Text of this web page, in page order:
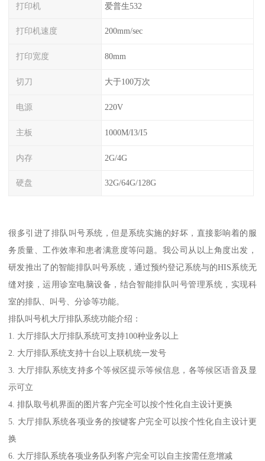
打印机 爱普生532
打印机速度 200mm/sec
打印宽度 80mm
切刀 大于100万次
电源 220V
主板 1000M/I3/I5
内存 2G/4G
硬盘 32G/64G/128G
很多引进了排队叫号系统，但是系统实施的好坏，直接影响着的服
务质量、工作效率和患者满意度等问题。我公司从以上角度出发，
研发推出了的智能排队叫号系统，通过预约登记系统与的HIS系统无
缝对接，运用诊室电脑设备，结合智能排队叫号管理系统，实现科
室的排队、叫号、分诊等功能。
排队叫号机大厅排队系统功能介绍：
1. 大厅排队大厅排队系统可支持100种业务以上
2. 大厅排队系统支持十台以上联机统一发号
3. 大厅排队系统支持多个等候区提示等候信息，各等候区语音及显
示可立
4. 排队取号机界面的图片客户完全可以按个性化自主设计更换
5. 大厅排队系统各项业务的按键客户完全可以按个性化自主设计更
换
6. 大厅排队系统各项业务队列客户完全可以自主按需任意增减